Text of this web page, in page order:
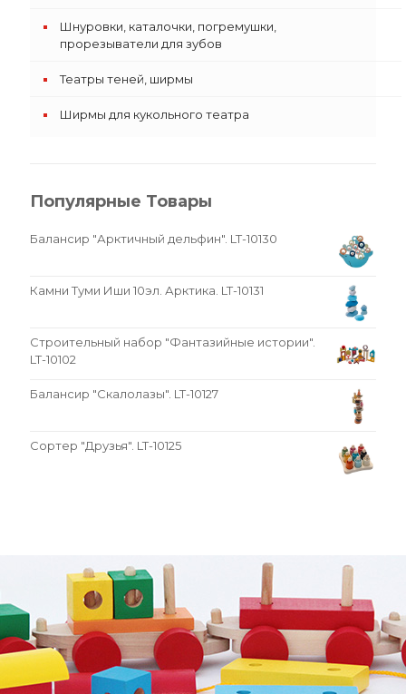
Шнуровки, каталочки, погремушки,
прорезыватели для зубов
Театры теней, ширмы
Ширмы для кукольного театра
Популярные Товары
Балансир "Арктичный дельфин". LT-10130
Камни Туми Иши 10эл. Арктика. LT-10131
Строительный набор "Фантазийные истории".
LT-10102
Балансир "Скалолазы". LT-10127
Сортер "Друзья". LT-10125